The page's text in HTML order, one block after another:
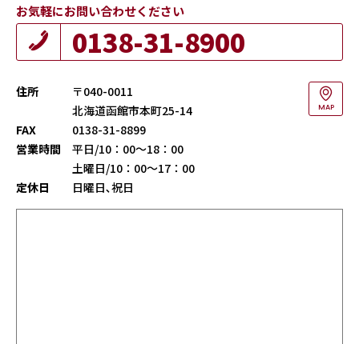
お気軽にお問い合わせください
0138-31-8900
住所
〒040-0011
北海道函館市本町25-14
MAP
FAX
0138-31-8899
営業時間
平日/10：00～18：00
土曜日/10：00～17：00
定休日
日曜日､祝日